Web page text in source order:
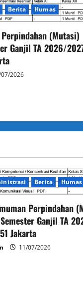
Berita Humas
(Mutasi)
Ganjil TA 2026/
2026
Berita Humas
Perpindahan
Ganjil TA
Jakarta
11/07/2026